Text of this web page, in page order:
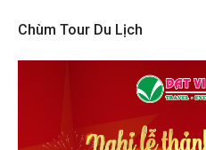
Chùm Tour Du Lịch